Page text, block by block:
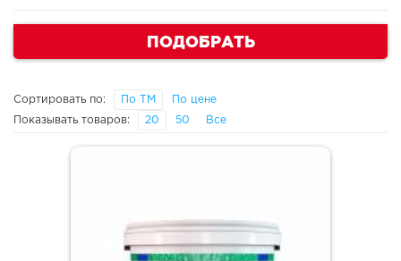
ПОДОБРАТЬ
Сортировать по: По ТМ По цене
Показывать товаров: 20 50 Все